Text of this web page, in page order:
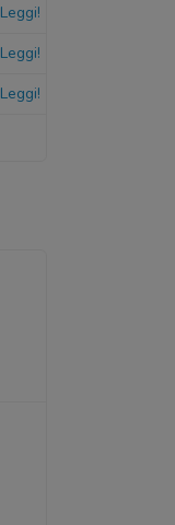
Leggi!
Leggi!
Leggi!